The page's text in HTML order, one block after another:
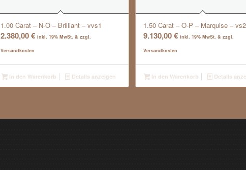
1.00 Carat – N-O – Brilliant – vvs1
2.380,00€ inkl. 19% MwSt. & zzgl.
Versandkosten
In den Warenkorb Details anzeigen
1.50 Carat – O-P – Marquise – vs2
9.130,00€ inkl. 19% MwSt. & zzgl.
Versandkosten
In den Warenkorb Details